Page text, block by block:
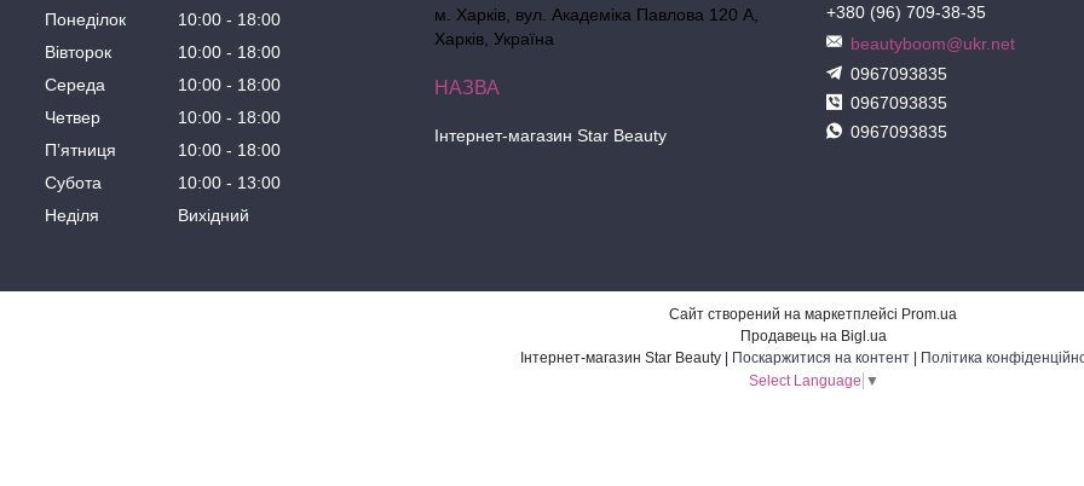
Понеділок 10:00
18:00
Вівторок
10:00
18:00
Середа
10:00
18:00
Четвер
10:00
18:00
Пʼятниця
10:00
18:00
Субота
10:00
13:00
Неділя
Вихідний
м. Харків, вул. Академіка Павлова 120 А,
Харків, Україна
Інтернет-магазин Star Beauty
+380 (96) 709-38-35
beautyboom@ukr.net
0967093835
0967093835
0967093835
Сайт створений на маркетплейсі Prom.ua
Продавець на Bigl.ua
Інтернет-магазин Star Beauty | Поскаржитися на контент | Політика
Select Language ▼